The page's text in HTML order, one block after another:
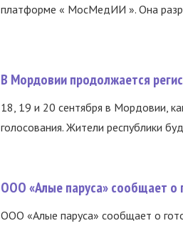
платформе « МосМедИИ ». Она
В Мордовии продолжается
18, 19 и 20 сентября в Мордовии,
голосования. Жители республики
ООО «Алые паруса» сообщает о
ООО «Алые паруса» сообщает о